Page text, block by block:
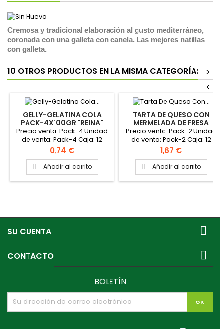
Cremosa y tradicional elaboración al gusto mediterráneo,
coronada con una galleta con canela. Las mejores natillas
con galleta.
10 OTROS PRODUCTOS EN LA MISMA CATEGORÍA:
>
<
GELLY-GELATINA COLA
PACK-4X100GR "REINA"
Precio venta: Pack-4 Unidad
de venta: Pack-4 Caja: 12
packs PINCHAR AQUÍ PARA
VER FICHA TÉCNICA
Precio
0,74 €
 Añadir al carrito
TARTA DE QUESO CON
MERMELADA DE FRESA
PACK-2X100GR "REINA"
Precio venta: Pack-2 Unidad
de venta: Pack-2 Caja: 12
packs
Precio
1,67 €
 Añadir al carrito
SU CUENTA 
CONTACTO 
BOLETÍN